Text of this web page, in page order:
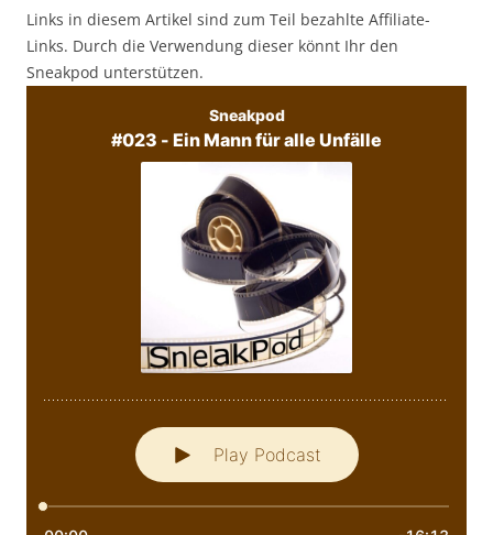
Links in diesem Artikel sind zum Teil bezahlte Affiliate-
Links. Durch die Verwendung dieser könnt Ihr den
Sneakpod unterstützen.